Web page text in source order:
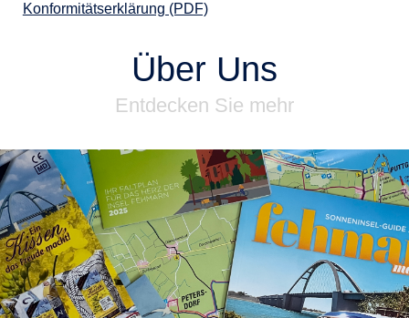
Konformitätserklärung (PDF)
Über Uns
Entdecken Sie mehr